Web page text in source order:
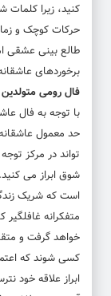
کنید، زیرا کلمات
حرکات کوچک و
طالع بینی عشقی
برخوردهای
فال رومی متولدین
با توجه به فال
حد معمول
تواند در مرکز
شوق ابراز می
است که شریک
متفکرانه
خواهد گرفت و
کسی شوند که
ابراز علاقه خود